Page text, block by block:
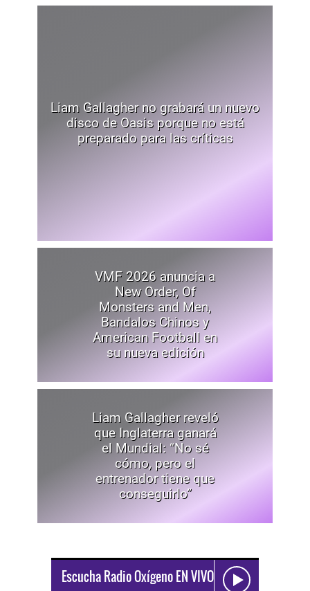
Liam Gallagher no grabará un nuevo
disco de Oasis porque no está
preparado para las críticas
VMF 2026 anuncia a
New Order, Of
Monsters and Men,
Bandalos Chinos y
American Football en
su nueva edición
Liam Gallagher reveló
que Inglaterra ganará
el Mundial: “No sé
cómo, pero el
entrenador tiene que
conseguirlo”
Escucha Radio Oxígeno EN VIVO